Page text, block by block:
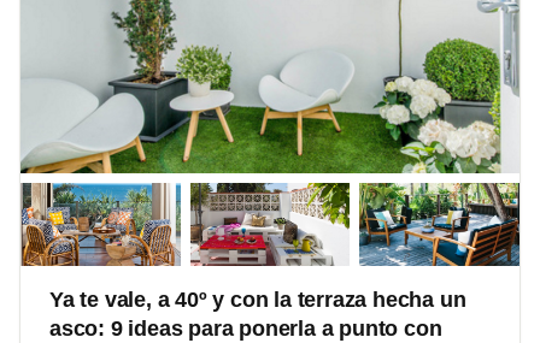
Ya te vale, a 40º y con la terraza hecha un
asco: 9 ideas para ponerla a punto con